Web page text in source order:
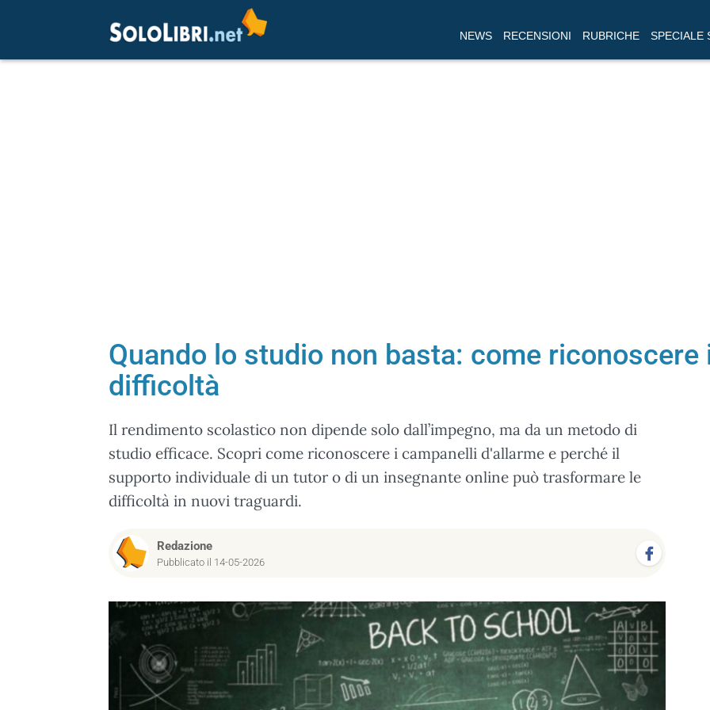
NEWS RECENSIONI RUBRICHE SPECIALE
Quando lo studio non basta: come riconoscere
difficoltà
Il rendimento scolastico non dipende solo dall’impegno, ma da un metodo di
studio efficace. Scopri come riconoscere i campanelli d'allarme e perché il
supporto individuale di un tutor o di un insegnante online può trasformare le
difficoltà in nuovi traguardi.
Redazione
Pubblicato il 14-05-2026